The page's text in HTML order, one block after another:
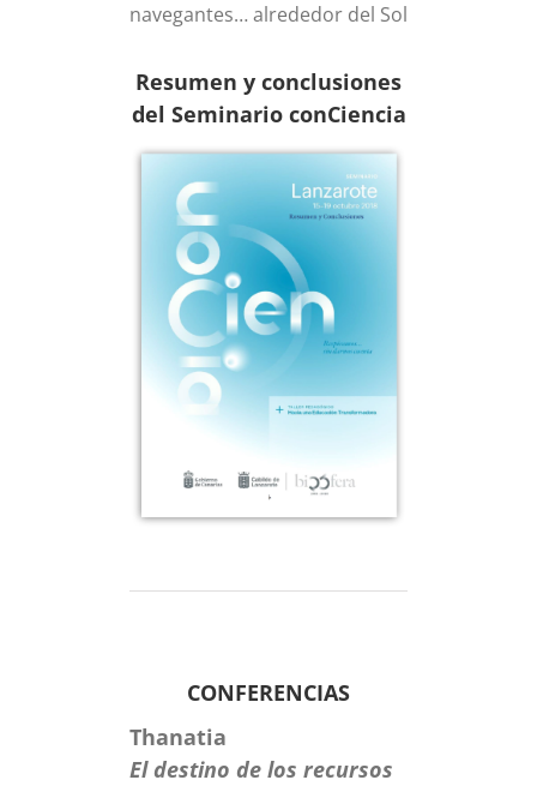
navegantes… alrededor del Sol
Resumen y conclusiones
del Seminario conCiencia
CONFERENCIAS
Thanatia
El destino de los recursos